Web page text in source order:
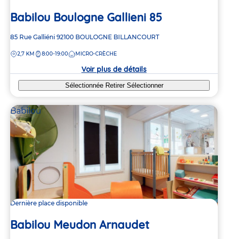
Babilou Boulogne Gallieni 85
Adresse
la
85 Rue Galliéni 92100 BOULOGNE BILLANCOURT
DISTANCE
2,7 KM 8:00-19:00 MICRO-CRÈCHE
Voir plus de détails
Sélectionnée Retirer Sélectionner
Babilou
Dernière place disponible
Babilou Meudon Arnaudet